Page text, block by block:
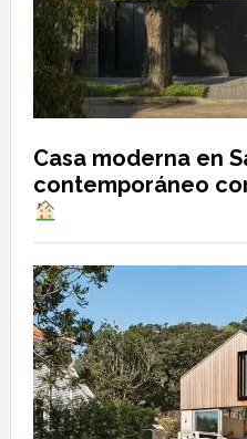
Casa moderna en
contemporáneo